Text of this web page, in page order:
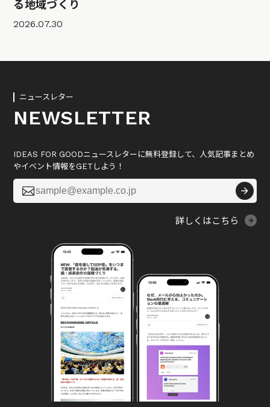
る地域づくり
2026.07.30
ニュースレター
NEWSLETTER
IDEAS FOR GOODニュースレターに無料登録して、人気記事まとめ
やイベント情報をGETしよう！

詳しくはこちら